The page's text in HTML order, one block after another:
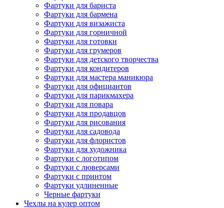
Фартуки для бариста
Фартуки для бармена
Фартуки для визажиста
Фартуки для горничной
Фартуки для готовки
Фартуки для грумеров
Фартуки для детского творчества
Фартуки для кондитеров
Фартуки для мастера маникюра
Фартуки для официантов
Фартуки для парикмахера
Фартуки для повара
Фартуки для продавцов
Фартуки для рисования
Фартуки для садовода
Фартуки для флористов
Фартуки для художника
Фартуки с логотипом
Фартуки с люверсами
Фартуки с принтом
Фартуки удлиненные
Черные фартуки
Чехлы на кулер оптом